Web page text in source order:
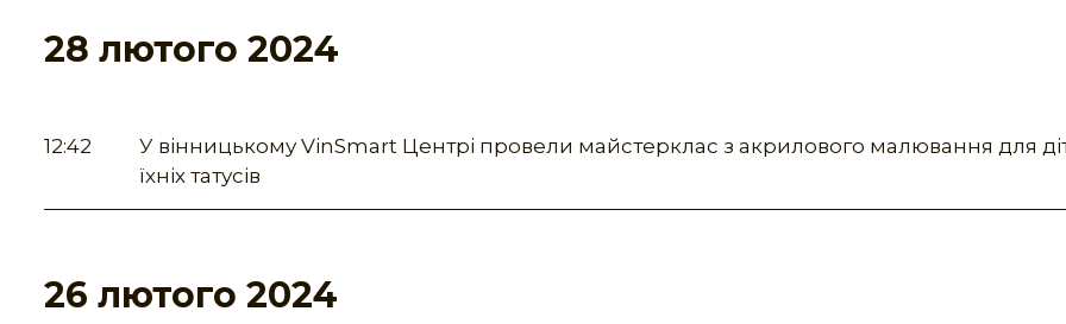
28 лютого 2024
12:42
У вінницькому VinSmart Центрі провели майстерклас з акрилового малювання для
їхніх татусів
26 лютого 2024